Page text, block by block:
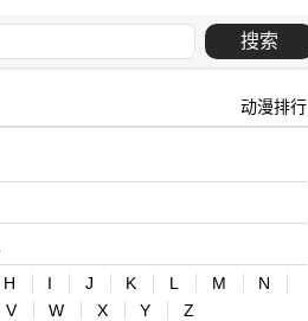
动漫排行
H I J K L M
N
V W X Y Z